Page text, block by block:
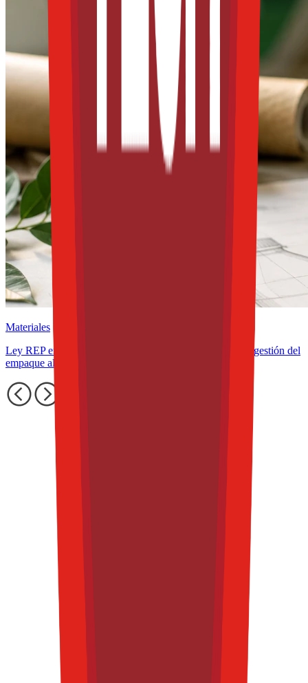
Materiales
Ley REP en América Latina: cómo cambia el diseño y la gestión del
empaque alimentario